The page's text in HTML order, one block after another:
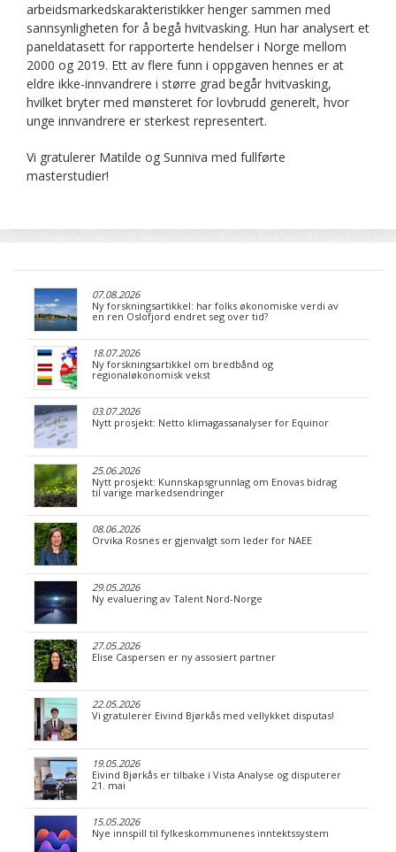
arbeidsmarkedskarakteristikker henger sammen med
sannsynligheten for å begå hvitvasking. Hun har analysert et
paneldatasett for rapporterte hendelser i Norge mellom
2000 og 2019. Ett av flere funn i oppgaven hennes er at
eldre ikke-innvandrere i større grad begår hvitvasking,
hvilket bryter med mønsteret for lovbrudd generelt, hvor
unge innvandrere er sterkest representert.
Vi gratulerer Matilde og Sunniva med fullførte
masterstudier!
07.08.2026
Ny forskningsartikkel: har folks økonomiske verdi av
en ren Oslofjord endret seg over tid?
18.07.2026
Ny forskningsartikkel om bredbånd og
regionaløkonomisk vekst
03.07.2026
Nytt prosjekt: Netto klimagassanalyser for Equinor
25.06.2026
Nytt prosjekt: Kunnskapsgrunnlag om Enovas bidrag
til varige markedsendringer
08.06.2026
Orvika Rosnes er gjenvalgt som leder for NAEE
29.05.2026
Ny evaluering av Talent Nord-Norge
27.05.2026
Elise Caspersen er ny assosiert partner
22.05.2026
Vi gratulerer Eivind Bjørkås med vellykket disputas!
19.05.2026
Eivind Bjørkås er tilbake i Vista Analyse og disputerer
21. mai
15.05.2026
Nye innspill til fylkeskommunenes inntektssystem